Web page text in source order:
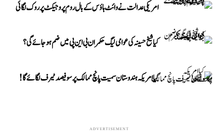
امریکی عدالت نے وائٹ ہاؤس کے بال روم پروجیکٹ پر روک لگائی
کیا شیخ حسینہ کی عوامی لیگ حکمران بی این پی میں ضم ہو جائے گی؟
کیا امریکہ ہندوستان سمیت پانچ ممالک پر سو فیصد ٹیرف لگائے گا!
ADVERTISEMENT